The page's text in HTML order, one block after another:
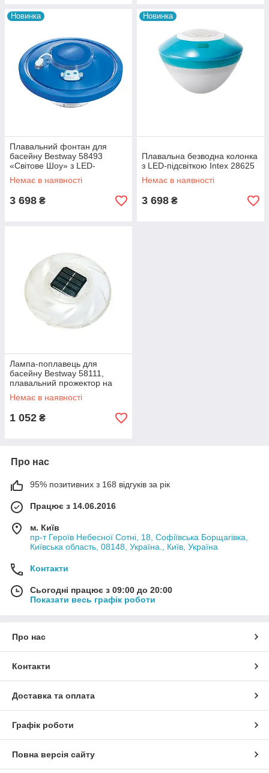
Новинка
Плавальний фонтан для
басейну Bestway 58493
«Світове Шоу» з LED-
підсвіткою. Працює від
акумулятора
Немає в наявності
3 698 ₴
Новинка
Плавальна безводна колонка
з LED-підсвіткою Intex 28625
Немає в наявності
3 698 ₴
Лампа-поплавець для
басейну Bestway 58111,
плавальний прожектор на
сонячній батареї
Немає в наявності
1 052 ₴
Про нас
95% позитивних з 168 відгуків за рік
Працює з 14.06.2016
м. Київ
пр-т Героїв Небесної Сотні, 18, Софіївська Борщагівка,
Київська область, 08148, Україна., Київ, Україна
Контакти
Сьогодні працює з 09:00 до 20:00
Показати весь графік роботи
Про нас
Контакти
Доставка та оплата
Графік роботи
Повна версія сайту